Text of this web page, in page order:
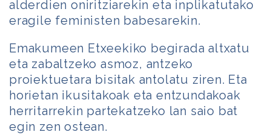
alderdien oniritziarekin eta inplikatutako
eragile feministen babesarekin.
Emakumeen Etxeekiko begirada altxatu
eta zabaltzeko asmoz, antzeko
proiektuetara bisitak antolatu ziren. Eta
horietan ikusitakoak eta entzundakoak
herritarrekin partekatzeko lan saio bat
egin zen ostean.